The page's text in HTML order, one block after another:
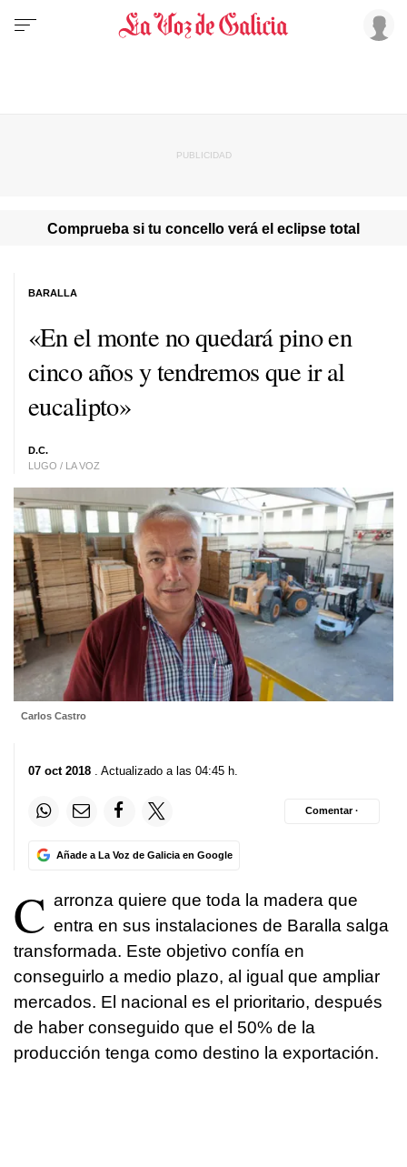
Comprueba si tu concello verá el eclipse total
«En el monte no quedará pino en
cinco años y tendremos que ir al
eucalipto»
D.C.
LUGO / LA VOZ
BARALLA
Carlos Castro
07 oct 2018 . Actualizado a las 04:45 h.
Añade a La Voz de Galicia en Google
Comentar ·
C arronza quiere que toda la madera que
entra en sus instalaciones de Baralla salga
transformada. Este objetivo confía en
conseguirlo a medio plazo, al igual que ampliar
mercados. El nacional es el prioritario, después
de haber conseguido que el 50% de la
producción tenga como destino la exportación.